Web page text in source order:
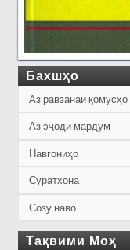
Бахшҳо
Аз равзанаи қомусҳо
Аз эҷоди мардум
Навгониҳо
Суратхона
Созу наво
Тақвими Моҳ